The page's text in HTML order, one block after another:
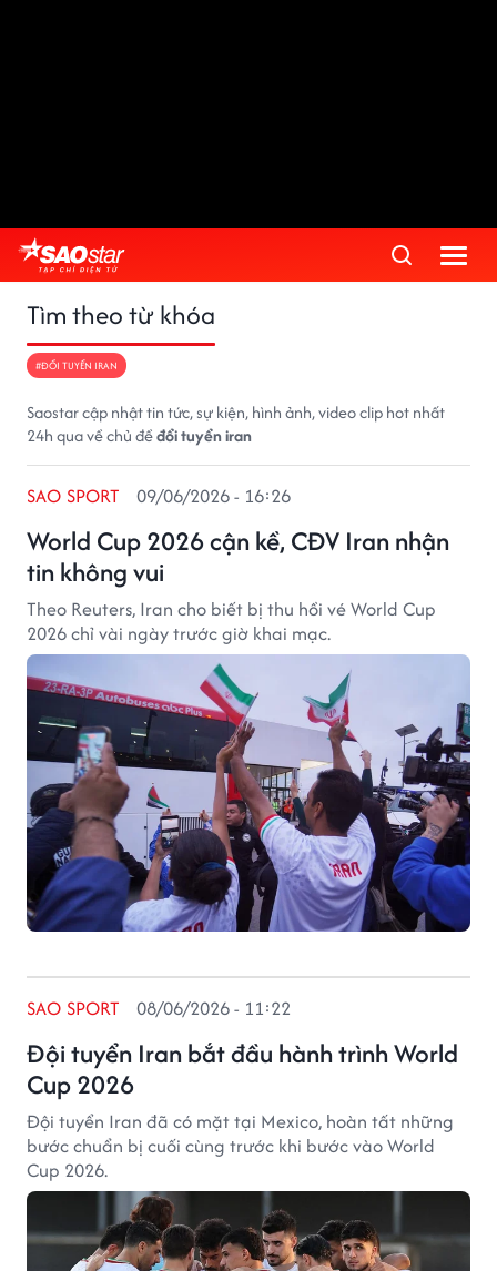
Tìm theo từ khóa
#ĐỔI TUYỂN IRAN
Saostar cập nhật tin tức, sự kiện, hình ảnh, video clip hot nhất
24h qua về chủ đềđổi tuyển iran
World Cup 2026 cận kề, CĐV Iran nhận
tin không vui
SAO SPORT 09/06/2026 - 16:26
Theo Reuters, Iran cho biết bị thu hồi vé World Cup
2026 chỉ vài ngày trước giờ khai mạc.
Đội tuyển Iran bắt đầu hành trình World
Cup 2026
SAO SPORT 08/06/2026 - 11:22
Đội tuyển Iran đã có mặt tại Mexico, hoàn tất những
bước chuẩn bị cuối cùng trước khi bước vào World
Cup 2026.